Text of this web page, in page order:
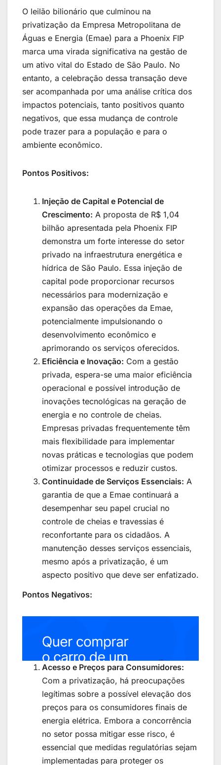
O leilão bilionário que culminou na
privatização da Empresa Metropolitana de
Águas e Energia (Emae) para a Phoenix FIP
marca uma virada significativa na gestão de
um ativo vital do Estado de São Paulo. No
entanto, a celebração dessa transação deve
ser acompanhada por uma análise crítica dos
impactos potenciais, tanto positivos quanto
negativos, que essa mudança de controle
pode trazer para a população e para o
ambiente econômico.
Pontos Positivos:
Injeção de Capital e Potencial de
Crescimento: A proposta de R$ 1,04
bilhão apresentada pela Phoenix FIP
demonstra um forte interesse do setor
privado na infraestrutura energética e
hídrica de São Paulo. Essa injeção de
capital pode proporcionar recursos
necessários para modernização e
expansão das operações da Emae,
potencialmente impulsionando o
desenvolvimento econômico e
aprimorando os serviços oferecidos.
Eficiência e Inovação: Com a gestão
privada, espera-se uma maior eficiência
operacional e possível introdução de
inovações tecnológicas na geração de
energia e no controle de cheias.
Empresas privadas frequentemente têm
mais flexibilidade para implementar
novas práticas e tecnologias que podem
otimizar processos e reduzir custos.
Continuidade de Serviços Essenciais: A
garantia de que a Emae continuará a
desempenhar seu papel crucial no
controle de cheias e travessias é
reconfortante para os cidadãos. A
manutenção desses serviços essenciais,
mesmo após a privatização, é um
aspecto positivo que deve ser enfatizado.
Pontos Negativos:
Acesso e Preços para Consumidores:
Com a privatização, há preocupações
legítimas sobre a possível elevação dos
preços para os consumidores finais de
energia elétrica. Embora a concorrência
no setor possa mitigar esse risco, é
essencial que medidas regulatórias sejam
implementadas para proteger os